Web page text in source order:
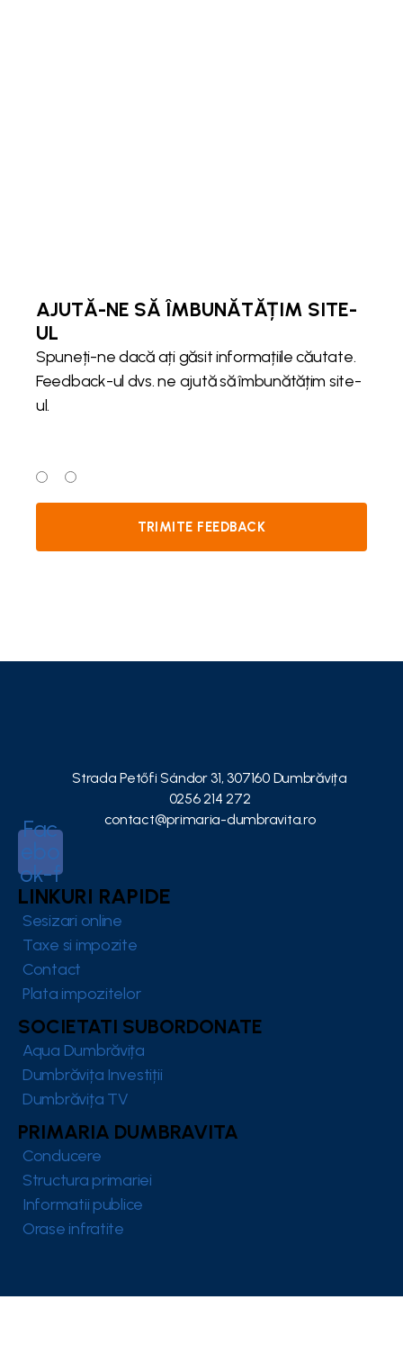
AJUTĂ-NE SĂ ÎMBUNĂTĂȚIM SITE-
UL
Spuneți-ne dacă ați găsit informațiile căutate.
Feedback-ul dvs. ne ajută să îmbunătățim site-
ul.
Da
TRIMITE FEEDBACK
Strada Petőfi Sándor 31, 307160 Dumbrăvița
0256 214 272
contact@primaria-dumbravita.ro
Fac
ebo
ok-f
LINKURI RAPIDE
Sesizari online
Taxe si impozite
Contact
Plata impozitelor
SOCIETATI SUBORDONATE
Aqua Dumbrăvița
Dumbrăvița Investiții
Dumbrăvița TV
PRIMARIA DUMBRAVITA
Conducere
Structura primariei
Informatii publice
Orase infratite